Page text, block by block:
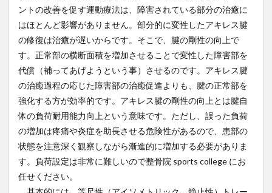
ントの改善を促す運動療法は、障害されている部分の治癒に
はほとんど影響がありません。部分的に変性したアキレス腱
の修復は治癒が遅いからです。そこで、腱の剛性の向上で
す。正常部の横断面積を増加させることで変性した障害部を
代償（補ってあげようという事）させるのです。アキレス腱
の治癒過程の応じた障害部の治癒促進よりも、腱の正常部を
強化する方が効率的です。アキレス腱の剛性の向上とは腱自
体の負荷耐用能力向上という意味です。ただし、誤った負荷
の増加は疼痛や炎症を助長させる危険性があるので、患部の
状態を注意深く観察しながら漸進的に増加する必要がありま
す。負荷設定は非常に難しいので整骨院 sports college にお
任せください。